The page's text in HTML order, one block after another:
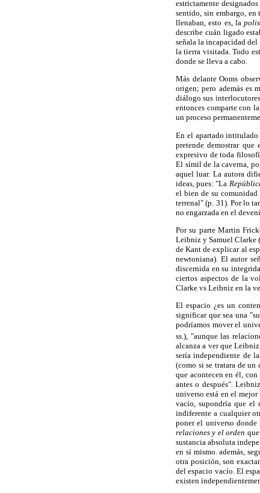
estrictamente
sentido, sin embargo,
llenaban, esto es, la
describe cuán ligado
señala la incapacidad
la tierra visitada. Todo
donde se lleva a cabo.
Más delante Ooms
origen; pero además es
diálogo sus
entonces comparte con
un proceso
En el apartado
pretende demostrar
expresivo de toda
El símil de la caverna,
aquel luar. La autora
ideas, pues: "La
el bien de su
terrenal" (p. 31). Por lo
no engarzada en el
Por su parte Martin
Leibniz y Samuel Clarke
de Kant de explicar al
newtoniana). El autor
discernida en su
ciertos aspectos de la
Clarke vs Leibniz en la
El espacio ¿es un
significar que sea una
podríamos mover el
ss.), "aunque las
alcanza a ver que
sería independiente de
(como si se tratara de
que acontecen en él,
antes o después".
universo está en el
vacío, supondría que el
indiferente a cualquier
poner el universo
relaciones y el orden
sustancia absoluta
en sí mismo. además,
otra posición, son
del espacio vacío. El
existen